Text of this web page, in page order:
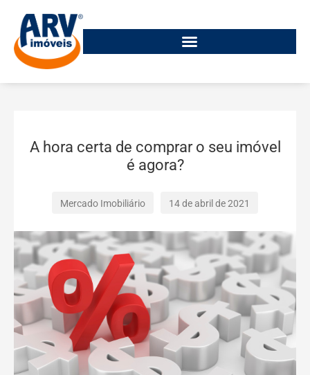
A hora certa de comprar o seu imóvel
é agora?
Mercado Imobiliário 14 de abril de 2021